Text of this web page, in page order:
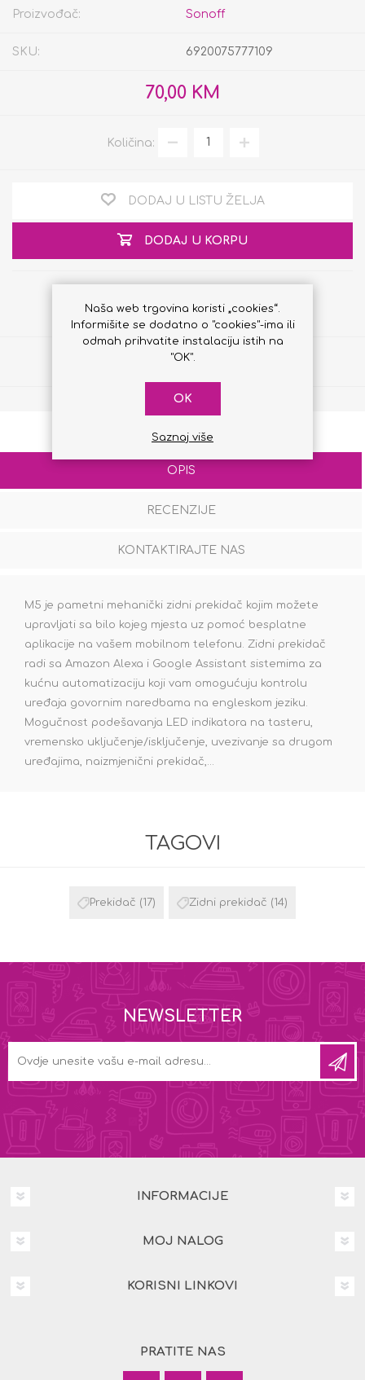
Proizvođač: Sonoff
SKU: 6920075777109
70,00 KM
Količina:
DODAJ U LISTU ŽELJA
DODAJ U KORPU
Podijeli
OPIS
RECENZIJE
KONTAKTIRAJTE NAS
M5 je pametni mehanički zidni prekidač kojim možete
upravljati sa bilo kojeg mjesta uz pomoć besplatne
aplikacije na vašem mobilnom telefonu. Zidni prekidač
radi sa Amazon Alexa i Google Assistant sistemima za
kućnu automatizaciju koji vam omogućuju kontrolu
uređaja govornim naredbama na engleskom jeziku.
Mogučnost podešavanja LED indikatora na tasteru,
vremensko uključenje/isključenje, uvezivanje sa drugom
uređajima, naizmjenični prekidač,...
TAGOVI
Prekidač (17) Zidni prekidač (14)
NEWSLETTER
INFORMACIJE
MOJ NALOG
KORISNI LINKOVI
PRATITE NAS
Naša web trgovina koristi „cookies“.
Informišite se dodatno o "cookies"-ima ili
odmah prihvatite instalaciju istih na
"OK".
OK
Saznaj više